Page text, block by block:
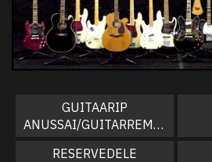
GUITAARIP
ANUSSAI/GUITARREMME
RESERVEDELE